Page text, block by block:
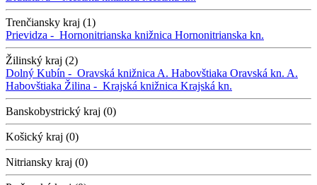
Trenčiansky kraj (1)
Prievidza - Hornonitrianska knižnica Hornonitrianska kn.
Žilinský kraj (2)
Dolný Kubín - Oravská knižnica A. Habovštiaka Oravská kn. A.
Habovštiaka Žilina - Krajská knižnica Krajská kn.
Banskobystrický kraj (0)
Košický kraj (0)
Nitriansky kraj (0)